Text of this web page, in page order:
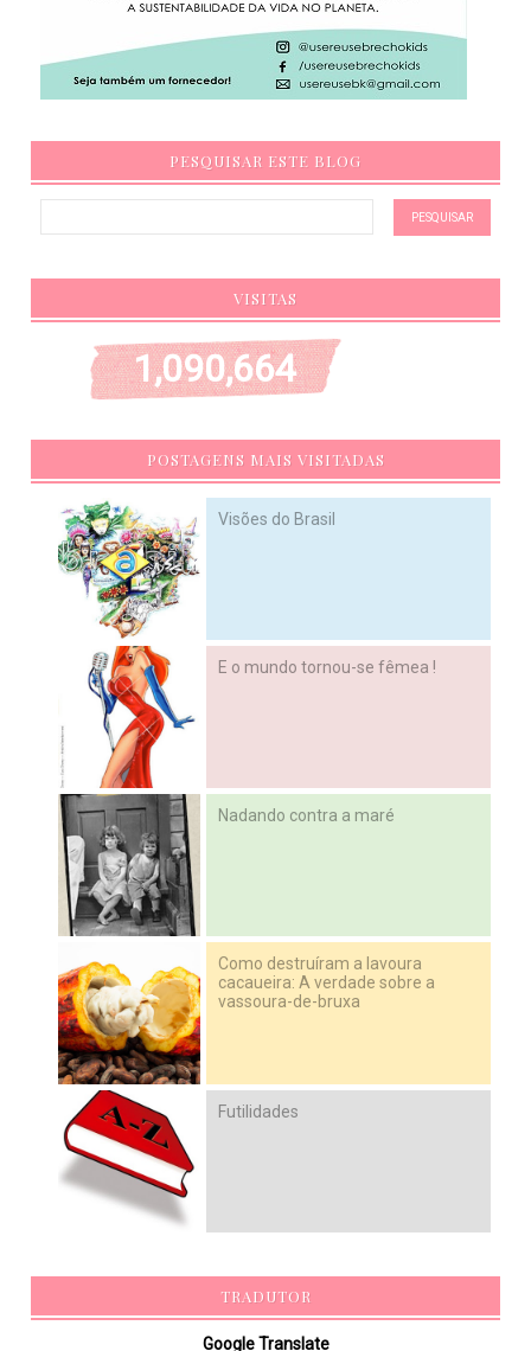
PESQUISAR ESTE BLOG
VISITAS
1,090,664
POSTAGENS MAIS VISITADAS
Visões do Brasil
E o mundo tornou-se fêmea !
Nadando contra a maré
Como destruíram a lavoura
cacaueira: A verdade sobre a
vassoura-de-bruxa
Futilidades
TRADUTOR
Google Translate